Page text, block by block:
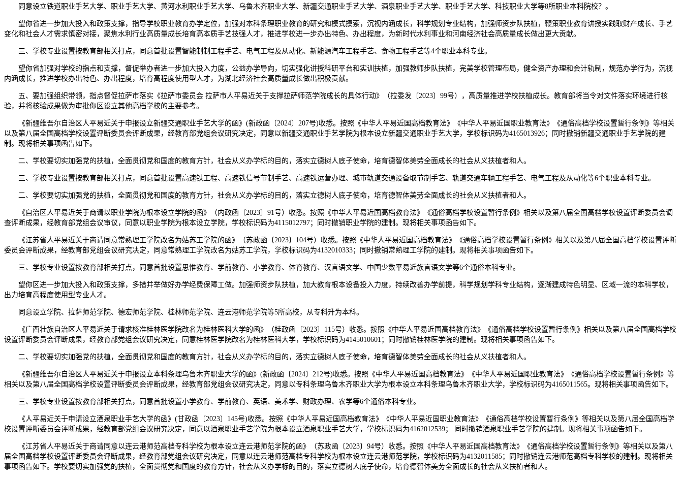
同意设立铁道职业手艺大学、职业手艺大学、黄河水利职业手艺大学、乌鲁木齐职业大学、新疆交通职业手艺大学、酒泉职业手艺大学、职业手艺大学、科技职业大学等8所职业本科院校？。
望你省进一步加大投入和政策支撑，指导学校职业教育办学定位，加强对本科条理职业教育的研究和模式摸索，沉视内涵成长，科学规划专业结构，加强师资步队扶植，鞭策职业教育讲授实践取财产成长、手艺
变化和社会人才需求慎密对接，聚焦水利行业高质量成长培育高本质手艺技强人才，推进学校进一步办出特色、办出程度，为新时代水利事业和河南经济社会高质量成长做出更大贡献。
三、学校专业设置按教育部相关打点，同意首批设置智能制制工程手艺、电气工程及从动化、新能源汽车工程手艺、食物工程手艺等4个职业本科专业。
望你省加强对学校的指点和支撑，督促举办者进一步加大投入力度，公益办学导向，切实强化讲授科研平台和实训扶植，加强教师步队扶植，完美学校管理布局，健全资产办理和会计轨制，规范办学行为，沉视
内涵成长，推进学校办出特色、办出程度，培育高程度使用型人才，为湖北经济社会高质量成长做出积极贡献。
五、要加强组织带领，指点督促拉萨市落实《拉萨市委员会 拉萨市人平易近关于支撑拉萨师范学院成长的具体行动》（拉委发〔2023〕99号），高质量推进学校扶植成长。教育部将当令对文件落实环境进行核
验，并将核验成果做为审批你区设立其他高档学校的主要参考。
《新疆维吾尔自治区人平易近关于申报设立新疆交通职业手艺大学的函》(新政函〔2024〕207号)收悉。按照《中华人平易近国高档教育法》《中华人平易近国职业教育法》《通俗高档学校设置暂行条例》等相关
以及第八届全国高档学校设置评断委员会评断成果，经教育部党组会议研究决定，同意以新疆交通职业手艺学院为根本设立新疆交通职业手艺大学，学校标识码为4165013926；同时撤销新疆交通职业手艺学院的建
制。现将相关事项函告如下。
二、学校要切实加强党的扶植，全面贯彻党和国度的教育方针，社会从义办学标的目的，落实立德树人底子使命，培育德智体美劳全面成长的社会从义扶植者和人。
三、学校专业设置按教育部相关打点，同意首批设置高速铁工程、高速铁信号节制手艺、高速铁运营办理、城市轨道交通设备取节制手艺、轨道交通车辆工程手艺、电气工程及从动化等6个职业本科专业。
二、学校要切实加强党的扶植，全面贯彻党和国度的教育方针，社会从义办学标的目的，落实立德树人底子使命，培育德智体美劳全面成长的社会从义扶植者和人。
《自治区人平易近关于商请以职业学院为根本设立学院的函》（内政函〔2023〕91号）收悉。按照《中华人平易近国高档教育法》《通俗高档学校设置暂行条例》相关以及第八届全国高档学校设置评断委员会调
查评断成果，经教育部党组会议审议，同意以职业学院为根本设立学院，学校标识码为4115012797；同时撤销职业学院的建制。现将相关事项函告如下。
《江苏省人平易近关于商请同意常熟理工学院改名为姑苏工学院的函》（苏政函〔2023〕104号）收悉。按照《中华人平易近国高档教育法》《通俗高档学校设置暂行条例》相关以及第八届全国高档学校设置评断
委员会评断成果，经教育部党组会议研究决定，同意常熟理工学院改名为姑苏工学院，学校标识码为4132010333；同时撤销常熟理工学院的建制。现将相关事项函告如下。
三、学校专业设置按教育部相关打点，同意首批设置思惟教育、学前教育、小学教育、体育教育、汉言语文学、中国少数平易近族言语文学等6个通俗本科专业。
望你区进一步加大投入和政策支撑，多措并举做好办学经费保障工做。加强师资步队扶植，加大教育根本设备投入力度，持续改善办学前提，科学规划学科专业结构，逐渐建成特色明显、区域一流的本科学校，
出力培育高程度使用型专业人才。
同意设立学院、拉萨师范学院、德宏师范学院、桂林师范学院、连云港师范学院等5所高校，从专科升为本科。
《广西壮族自治区人平易近关于请求核准桂林医学院改名为桂林医科大学的函》（桂政函〔2023〕115号）收悉。按照《中华人平易近国高档教育法》《通俗高档学校设置暂行条例》相关以及第八届全国高档学校
设置评断委员会评断成果，经教育部党组会议研究决定，同意桂林医学院改名为桂林医科大学，学校标识码为4145010601；同时撤销桂林医学院的建制。现将相关事项函告如下。
二、学校要切实加强党的扶植，全面贯彻党和国度的教育方针，社会从义办学标的目的，落实立德树人底子使命，培育德智体美劳全面成长的社会从义扶植者和人。
《新疆维吾尔自治区人平易近关于申报设立本科条理乌鲁木齐职业大学的函》(新政函〔2024〕212号)收悉。按照《中华人平易近国高档教育法》《中华人平易近国职业教育法》《通俗高档学校设置暂行条例》等
相关以及第八届全国高档学校设置评断委员会评断成果，经教育部党组会议研究决定，同意以专科条理乌鲁木齐职业大学为根本设立本科条理乌鲁木齐职业大学，学校标识码为4165011565。现将相关事项函告如下。
三、学校专业设置按教育部相关打点，同意首批设置小学教育、学前教育、英语、美术学、财政办理、农学等6个通俗本科专业。
《人平易近关于申请设立酒泉职业手艺大学的函》(甘政函〔2023〕145号)收悉。按照《中华人平易近国高档教育法》《中华人平易近国职业教育法》《通俗高档学校设置暂行条例》等相关以及第八届全国高档学
校设置评断委员会评断成果，经教育部党组会议研究决定，同意以酒泉职业手艺学院为根本设立酒泉职业手艺大学，学校标识码为4162012539； 同时撤销酒泉职业手艺学院的建制。现将相关事项函告如下。
《江苏省人平易近关于商请同意以连云港师范高档专科学校为根本设立连云港师范学院的函》（苏政函〔2023〕94号）收悉。按照《中华人平易近国高档教育法》《通俗高档学校设置暂行条例》等相关以及第八
届全国高档学校设置评断委员会评断成果，经教育部党组会议研究决定，同意以连云港师范高档专科学校为根本设立连云港师范学院，学校标识码为4132011585；同时撤销连云港师范高档专科学校的建制。现将相关
事项函告如下。学校要切实加强党的扶植，全面贯彻党和国度的教育方针，社会从义办学标的目的，落实立德树人底子使命，培育德智体美劳全面成长的社会从义扶植者和人。